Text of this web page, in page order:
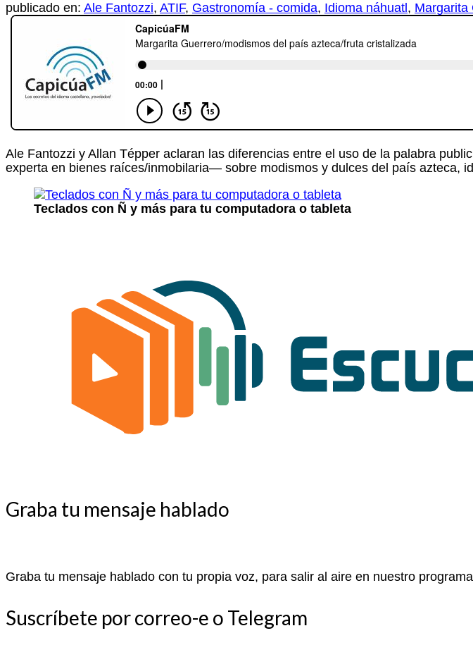
publicado en: Ale Fantozzi, ATIF, Gastronomía - comida, Idioma náhuatl , Margarita
Ale Fantozzi y Allan Tépper aclaran las diferencias entre el uso de la palabra
experta en bienes raíces/inmobilaria— sobre modismos y dulces del país azteca,
Teclados con Ñ y más para tu computadora o tableta
Graba tu mensaje hablado
Graba tu mensaje hablado con tu propia voz, para salir al aire en nuestro
Suscríbete por correo-e o Telegram